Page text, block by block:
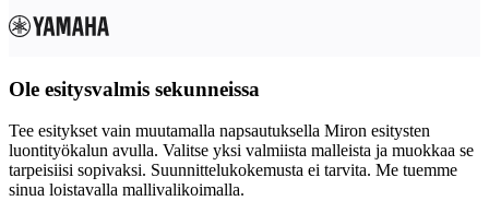
Yhteisö ja tuki
Yhteisö
Kumppanit ja palvelut
Miron asiantuntijapalvelut
Ratkaisukumppanit
Hinnat
Ole esitysvalmis sekunneissa
Tee esitykset vain muutamalla napsautuksella Miron esitysten
luontityökalun avulla. Valitse yksi valmiista malleista ja muokkaa se
tarpeisiisi sopivaksi. Suunnittelukokemusta ei tarvita. Me tuemme
sinua loistavalla mallivalikoimalla.